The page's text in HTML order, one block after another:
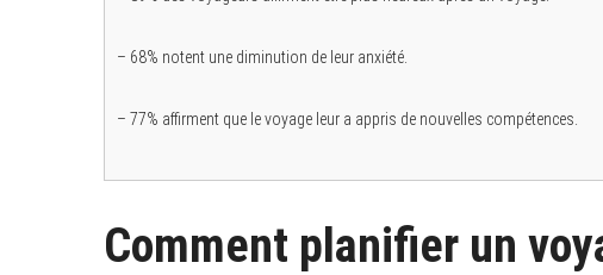
– 68% notent une diminution de leur anxiété.
– 77% affirment que le voyage leur a appris de nouvelles compétences.
Comment planifier un